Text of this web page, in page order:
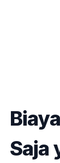
Saja